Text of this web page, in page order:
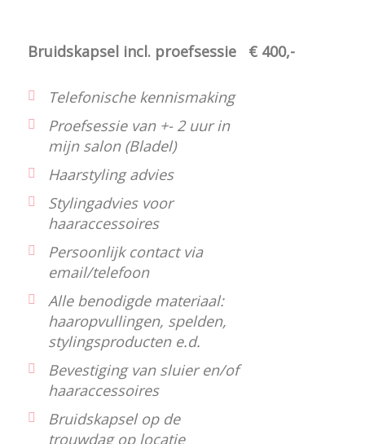
Bruidskapsel incl. proefsessie € 400,-
Telefonische kennismaking
Proefsessie van +- 2 uur in
mijn salon (Bladel)
Haarstyling advies
Stylingadvies voor
haaraccessoires
Persoonlijk contact via
email/telefoon
Alle benodigde materiaal:
haaropvullingen, spelden,
stylingsproducten e.d.
Bevestiging van sluier en/of
haaraccessoires
Bruidskapsel op de
trouwdag op locatie